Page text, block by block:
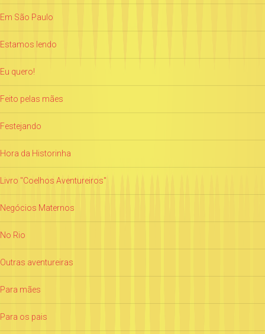
Em São Paulo
Estamos lendo
Eu quero!
Feito pelas mães
Festejando
Hora da Historinha
Livro "Coelhos Aventureiros"
Negócios Maternos
No Rio
Outras aventureiras
Para mães
Para os pais